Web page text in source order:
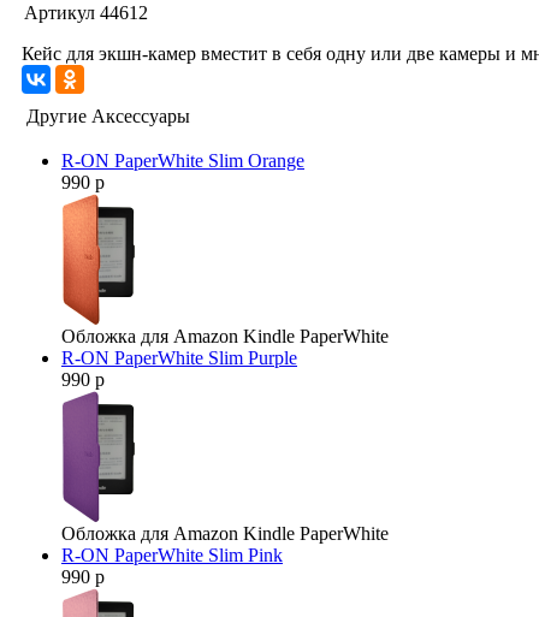
Артикул 44612
Кейс для экшн-камер вместит в себя одну или две камеры и
Другие Аксессуары
R-ON PaperWhite Slim Orange
990 р
Обложка для Amazon Kindle PaperWhite
R-ON PaperWhite Slim Purple
990 р
Обложка для Amazon Kindle PaperWhite
R-ON PaperWhite Slim Pink
990 р